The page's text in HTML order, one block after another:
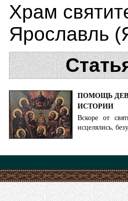
Храм
Ярославль
ПОМОЩЬ
ИСТОРИИ
Вскоре от
исцелялись,